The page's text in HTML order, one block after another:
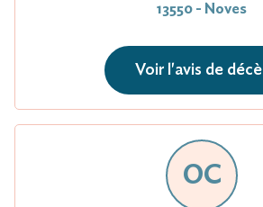
13550 - Noves
Voir l'avis de
OC